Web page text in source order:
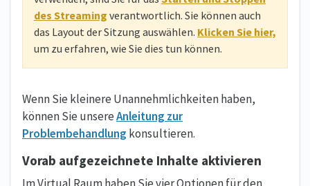
des Streaming verantwortlich. Sie können auch
das Layout der Sitzung auswählen. Klicken Sie hier,
um zu erfahren, wie Sie dies tun können.
Wenn Sie kleinere Unannehmlichkeiten haben,
können Sie unsereAnleitung zur
Problembehandlung konsultieren.
Vorab aufgezeichnete Inhalte aktivieren